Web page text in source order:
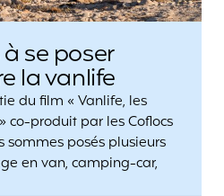
se poser
la vanlife
du film « Vanlife, les
co-produit par les Coflocs
sommes posés plusieurs
en van, camping-car,